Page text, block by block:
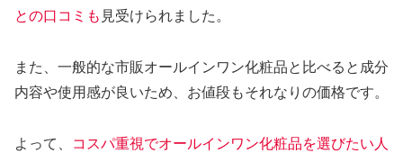
との口コミも 見受けられました。
また、一般的な市販オールインワン化粧品と比べると成分
内容や使用感が良いため、お値段もそれなりの価格です。
よって、
コスパ重視でオールインワン化粧品を選びたい人